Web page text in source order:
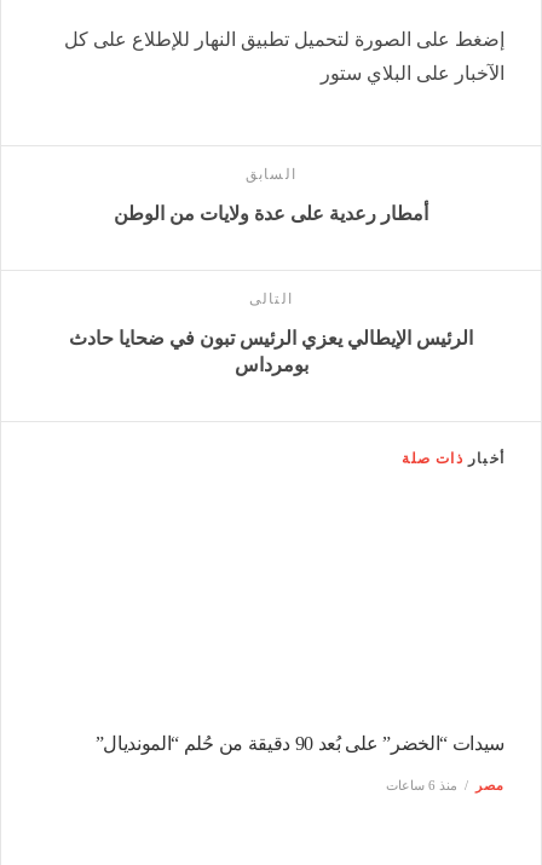
إضغط على الصورة لتحميل تطبيق النهار للإطلاع على كل
الآخبار على البلاي ستور
السابق
أمطار رعدية على عدة ولايات من الوطن
التالى
الرئيس الإيطالي يعزي الرئيس تبون في ضحايا حادث
بومرداس
أخبار ذات صلة
سيدات “الخضر” على بُعد 90 دقيقة من حُلم “المونديال”
مصر منذ 6 ساعات